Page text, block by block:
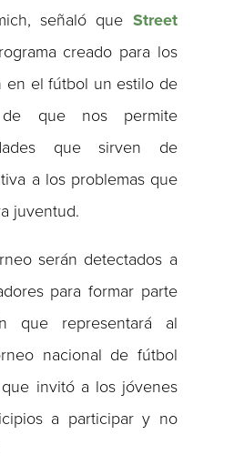
señaló que Street
creado para los
en el fútbol un estilo de
de que nos permite
que sirven de
a los problemas que
juventud.
serán detectados a
para formar parte
que representará al
nacional de fútbol
invitó a los jóvenes
a participar y no